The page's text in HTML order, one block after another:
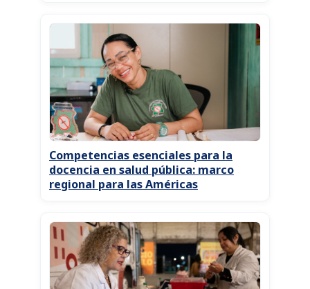
Competencias esenciales para la
docencia en salud pública: marco
regional para las Américas